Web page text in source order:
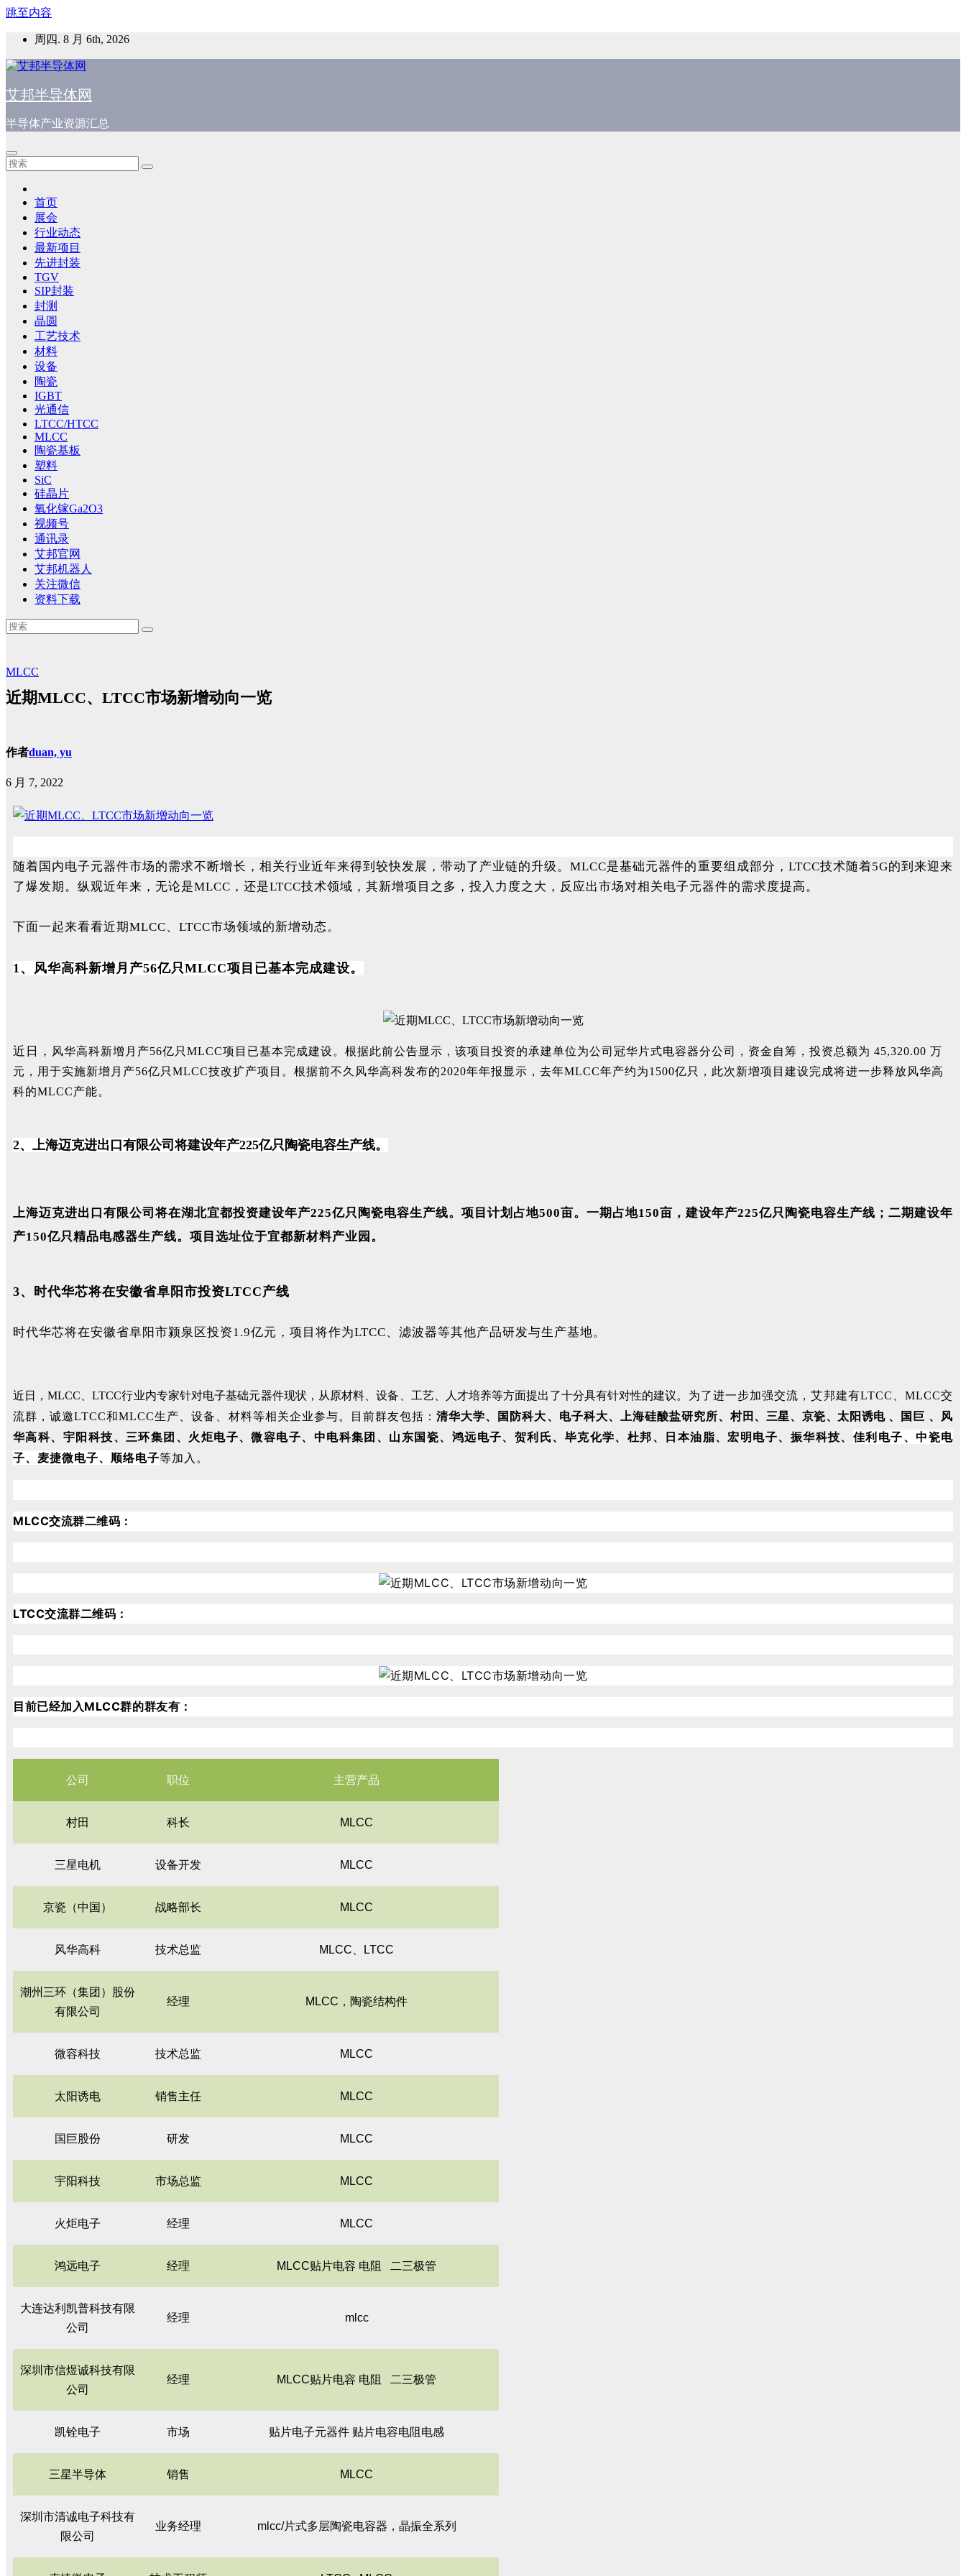
跳至内容
周四. 8 月 6th, 2026
艾邦半导体网
半导体产业资源汇总
首页
展会
行业动态
最新项目
先进封装
TGV
SIP封装
封测
晶圆
工艺技术
材料
设备
陶瓷
IGBT
光通信
LTCC/HTCC
MLCC
陶瓷基板
塑料
SiC
硅晶片
氧化镓Ga2O3
视频号
通讯录
艾邦官网
艾邦机器人
关注微信
资料下载
MLCC
近期MLCC、LTCC市场新增动向一览
作者duan, yu
6 月 7, 2022
随着国内电子元器件市场的需求不断增长，相关行业近年来得到较快发展，带动了产业链的升级。MLCC是基础元器件的重要组成部分，LTCC技术随着5G的到来迎来
了爆发期。纵观近年来，无论是MLCC，还是LTCC技术领域，其新增项目之多，投入力度之大，反应出市场对相关电子元器件的需求度提高。
下面一起来看看近期MLCC、LTCC市场领域的新增动态。
1、风华高科新增月产56亿只MLCC项目已基本完成建设。
近日， 风华高科新增月产56亿只MLCC项目已基本完成建设。根据此前公告显示，该项目投资的承建单位为公司冠华片式电容器分公司，资金自筹，投资总额为 45,320.00 万
元，用于实施新增月产56亿只MLCC技改扩产项目。根据前不久风华高科发布的2020年年报显示，去年MLCC年产约为1500亿只，此次新增项目建设完成将进一步释放风华高
科的MLCC产能。
2、上海迈克进出口有限公司将建设年产225亿只陶瓷电容生产线。
上海迈克进出口有限公司将在湖北宜都投资建设年产225亿只陶瓷电容生产线。项目计划占地500亩。一期占地150亩，建设年产225亿只陶瓷电容生产线；二期建设年
产150亿只精品电感器生产线。项目选址位于宜都新材料产业园。
3、时代华芯将在安徽省阜阳市投资LTCC产线
时代华芯将在安徽省阜阳市颍泉区投资1.9亿元，项目将作为LTCC、滤波器等其他产品研发与生产基地。
近日，MLCC、LTCC行业内专家针对电子基础元器件现状，从原材料、设备、工艺、人才培养等方面提出了十分具有针对性的建议。 为了进一步加强交流，艾邦建有LTCC、MLCC交
流群，诚邀LTCC和MLCC生产、设备、材料等相关企业参与。目前群友包括 ：清华大学、国防科大、电子科大、上海硅酸盐研究所、村田、三星、京瓷、 太阳诱电 、 国巨 、风
华高科、宇阳科技、三环集团、火炬电子、微容电子、中电科集团、山东国瓷、鸿远电子、贺利氏、毕克化学、杜邦、日本油脂、宏明电子、振华科技、 佳利电子、中瓷电
子、麦捷微电子、顺络电子等加入。
MLCC交流群二维码：
LTCC交流群二维码：
目前已经加入MLCC群的群友有：
公司 职位 主营产品
村田 科长 MLCC
三星电机 设备开发 MLCC
京瓷（中国） 战略部长 MLCC
风华高科 技术总监 MLCC、LTCC
潮州三环（集团）股份
有限公司
经理 MLCC，陶瓷结构件
微容科技 技术总监 MLCC
太阳诱电 销售主任 MLCC
国巨股份 研发 MLCC
宇阳科技 市场总监 MLCC
火炬电子 经理 MLCC
鸿远电子 经理 MLCC贴片电容 电阻 二三极管
大连达利凯普科技有限
公司
经理 mlcc
深圳市信煜诚科技有限
公司
经理 MLCC贴片电容 电阻 二三极管
凯铨电子 市场 贴片电子元器件 贴片电容电阻电感
三星半导体 销售 MLCC
深圳市清诚电子科技有
限公司
业务经理 mlcc/片式多层陶瓷电容器，晶振全系列